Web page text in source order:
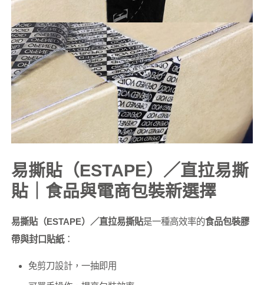
易撕貼（ESTAPE）／直拉易撕
貼｜食品與電商包裝新選擇
易撕貼（ESTAPE）／直拉易撕貼是一種高效率的食品包裝膠
帶與封口貼紙：
免剪刀設計，一抽即用